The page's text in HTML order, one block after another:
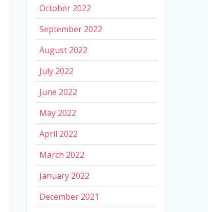
October 2022
September 2022
August 2022
July 2022
June 2022
May 2022
April 2022
March 2022
January 2022
December 2021